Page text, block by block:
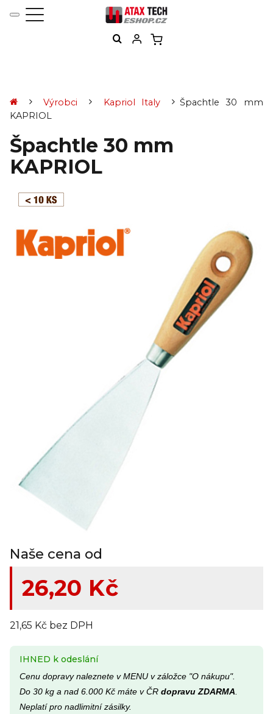
Výrobci Kapriol Italy
Špachtle 30 mm
KAPRIOL
Špachtle 30 mm
KAPRIOL
Naše cena od
26,20 Kč
21,65 Kč bez DPH
IHNED k odeslání
Cenu dopravy naleznete v MENU v záložce "O nákupu".
Do 30 kg a nad 6.000 Kč máte v ČR dopravu ZDARMA
Neplatí pro nadlimitní zásilky.